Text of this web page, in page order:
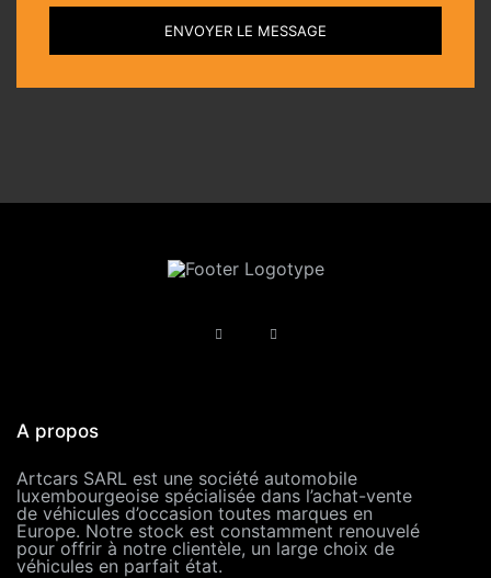
ENVOYER LE MESSAGE
A propos
Artcars SARL est une société automobile
luxembourgeoise spécialisée dans l’achat-vente
de véhicules d’occasion toutes marques en
Europe. Notre stock est constamment renouvelé
pour offrir à notre clientèle, un large choix de
véhicules en parfait état.